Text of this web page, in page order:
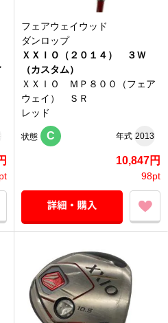
フェアウェイウッド
ダンロップ
ＸＸＩＯ（２０１４） ３Ｗ
（カスタム）
ＸＸＩＯ ＭＰ８００（フェア
ウェイ） ＳＲ
レッド
状態 C 年式 2013
10,847円
98pt